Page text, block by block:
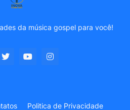
da música gospel para você!
Politica de Privacidade